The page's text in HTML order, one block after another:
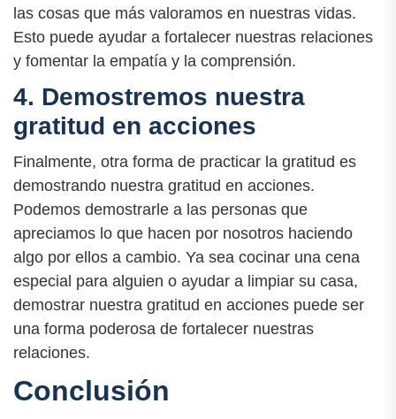
las cosas que más valoramos en nuestras vidas.
Esto puede ayudar a fortalecer nuestras relaciones
y fomentar la empatía y la comprensión.
4. Demostremos nuestra
gratitud en acciones
Finalmente, otra forma de practicar la gratitud es
demostrando nuestra gratitud en acciones.
Podemos demostrarle a las personas que
apreciamos lo que hacen por nosotros haciendo
algo por ellos a cambio. Ya sea cocinar una cena
especial para alguien o ayudar a limpiar su casa,
demostrar nuestra gratitud en acciones puede ser
una forma poderosa de fortalecer nuestras
relaciones.
Conclusión